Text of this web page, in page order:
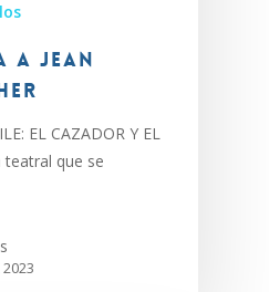
a Jean
EL CAZADOR Y EL
teatral que se